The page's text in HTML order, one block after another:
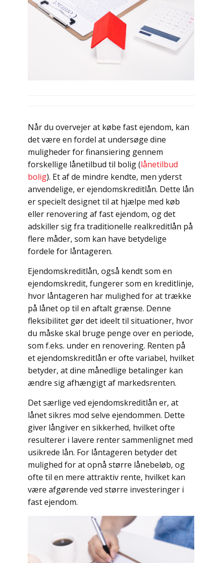
Når du overvejer at købe fast ejendom, kan
det være en fordel at undersøge dine
muligheder for finansiering gennem
forskellige lånetilbud til bolig (lånetilbud
bolig). Et af de mindre kendte, men yderst
anvendelige, er ejendomskreditlån. Dette lån
er specielt designet til at hjælpe med køb
eller renovering af fast ejendom, og det
adskiller sig fra traditionelle realkreditlån på
flere måder, som kan have betydelige
fordele for låntageren.
Ejendomskreditlån, også kendt som en
ejendomskredit, fungerer som en kreditlinje,
hvor låntageren har mulighed for at trække
på lånet op til en aftalt grænse. Denne
fleksibilitet gør det ideelt til situationer, hvor
du måske skal bruge penge over en periode,
som f.eks. under en renovering. Renten på
et ejendomskreditlån er ofte variabel, hvilket
betyder, at dine månedlige betalinger kan
ændre sig afhængigt af markedsrenten.
Det særlige ved ejendomskreditlån er, at
lånet sikres mod selve ejendommen. Dette
giver långiver en sikkerhed, hvilket ofte
resulterer i lavere renter sammenlignet med
usikrede lån. For låntageren betyder det
mulighed for at opnå større lånebeløb, og
ofte til en mere attraktiv rente, hvilket kan
være afgørende ved større investeringer i
fast ejendom.